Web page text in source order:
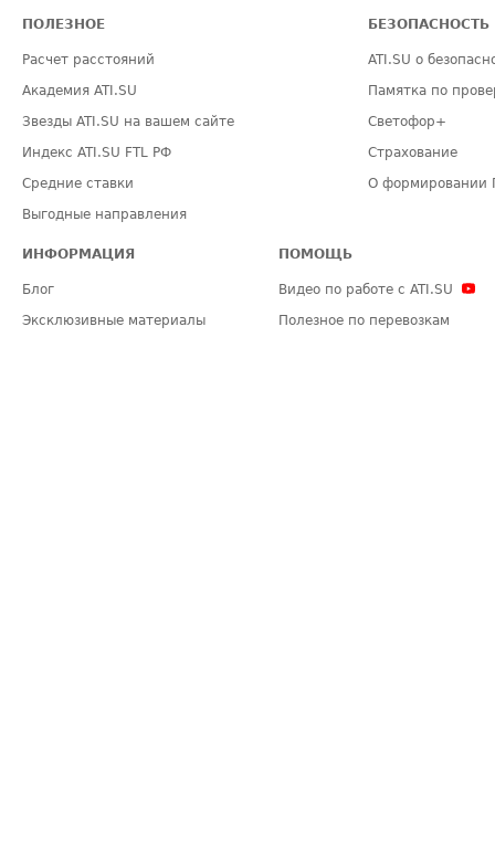
ПОЛЕЗНОЕ
Расчет расстояний
Академия ATI.SU
Звезды ATI.SU на вашем сайте
Индекс ATI.SU FTL РФ
Средние ставки
Выгодные направления
БЕЗОПАСНОСТЬ
ATI.SU о
Памятка по
Светофор+
Страхование
О формировании
ИНФОРМАЦИЯ
Блог
Эксклюзивные материалы
ПОМОЩЬ
Видео по работе с ATI.SU
Полезное по перевозкам